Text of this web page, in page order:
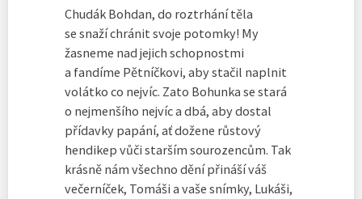
Chudák Bohdan, do roztrhání těla
se snaží chránit svoje potomky! My
žasneme nad jejich schopnostmi
a fandíme Pětníčkovi, aby stačil naplnit
volátko co nejvíc. Zato Bohunka se stará
o nejmenšího nejvíc a dbá, aby dostal
přídavky papání, ať dožene růstový
hendikep vůči starším sourozencům. Tak
krásně nám všechno dění přináší váš
večerníček, Tomáši a vaše snímky, Lukáši,